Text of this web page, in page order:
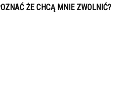
ŻE CHCĄ MNIE ZWOLNIĆ?